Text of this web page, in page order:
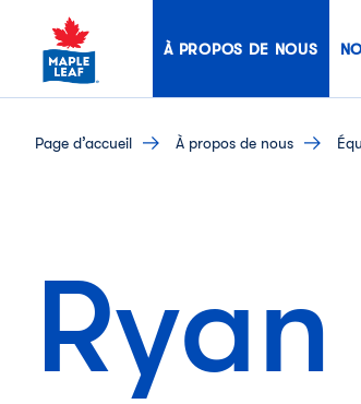
content
À PROPOS DE NOUS
page d’accueil à propos de nous
Ryan